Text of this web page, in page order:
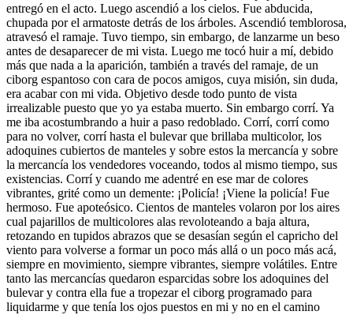
entregó en el acto. Luego ascendió a los cielos. Fue abducida,
chupada por el armatoste detrás de los árboles. Ascendió temblorosa,
atravesó el ramaje. Tuvo tiempo, sin embargo, de lanzarme un beso
antes de desaparecer de mi vista. Luego me tocó huir a mí, debido
más que nada a la aparición, también a través del ramaje, de un
ciborg espantoso con cara de pocos amigos, cuya misión, sin duda,
era acabar con mi vida. Objetivo desde todo punto de vista
irrealizable puesto que yo ya estaba muerto. Sin embargo corrí. Ya
me iba acostumbrando a huir a paso redoblado. Corrí, corrí como
para no volver, corrí hasta el bulevar que brillaba multicolor, los
adoquines cubiertos de manteles y sobre estos la mercancía y sobre
la mercancía los vendedores voceando, todos al mismo tiempo, sus
existencias. Corrí y cuando me adentré en ese mar de colores
vibrantes, grité como un demente: ¡Policía! ¡Viene la policía! Fue
hermoso. Fue apoteósico. Cientos de manteles volaron por los aires
cual pajarillos de multicolores alas revoloteando a baja altura,
retozando en tupidos abrazos que se desasían según el capricho del
viento para volverse a formar un poco más allá o un poco más acá,
siempre en movimiento, siempre vibrantes, siempre volátiles. Entre
tanto las mercancías quedaron esparcidas sobre los adoquines del
bulevar y contra ella fue a tropezar el ciborg programado para
liquidarme y que tenía los ojos puestos en mi y no en el camino